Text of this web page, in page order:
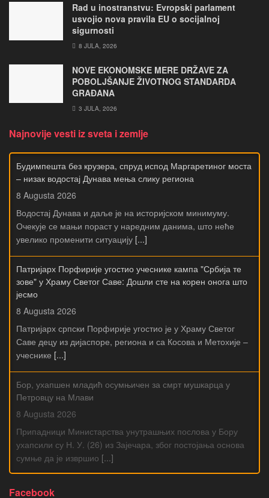
Rad u inostranstvu: Evropski parlament
usvojio nova pravila EU o socijalnoj
sigurnosti
8 JULA, 2026
NOVE EKONOMSKE MERE DRŽAVE ZA
POBOLJŠANJE ŽIVOTNOG STANDARDA
GRAĐANA
3 JULA, 2026
Najnovije vesti iz sveta i zemlje
Будимпешта без крузера, спруд испод Маргаретиног моста
– низак водостај Дунава мења слику региона
8 Augusta 2026
Водостај Дунава и даље је на историјском минимуму.
Очекује се мањи пораст у наредним данима, што неће
увелико променити ситуацију [...]
Патријарх Порфирије угостио учеснике кампа "Србија те
зове" у Храму Светог Саве: Дошли сте на корен онога што
јесмо
8 Augusta 2026
Патријарх српски Порфирије угостио је у Храму Светог
Саве децу из дијаспоре, региона и са Косова и Метохије –
учеснике [...]
Бор, ухапшен младић осумњичен за смрт мушкарца у
Петровцу на Млави
8 Augusta 2026
Припадници Министарства унутрашњих послова у Бору
ухапсили су Н. У. (26) из Зајечара, због постојања основа
сумње да је извршио [...]
Facebook